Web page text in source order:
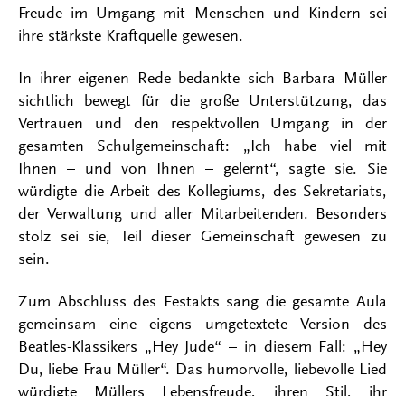
Freude im Umgang mit Menschen und Kindern sei
ihre stärkste Kraftquelle gewesen.
In ihrer eigenen Rede bedankte sich Barbara Müller
sichtlich bewegt für die große Unterstützung, das
Vertrauen und den respektvollen Umgang in der
gesamten Schulgemeinschaft: „Ich habe viel mit
Ihnen – und von Ihnen – gelernt“, sagte sie. Sie
würdigte die Arbeit des Kollegiums, des Sekretariats,
der Verwaltung und aller Mitarbeitenden. Besonders
stolz sei sie, Teil dieser Gemeinschaft gewesen zu
sein.
Zum Abschluss des Festakts sang die gesamte Aula
gemeinsam eine eigens umgetextete Version des
Beatles-Klassikers „Hey Jude“ – in diesem Fall: „Hey
Du, liebe Frau Müller“. Das humorvolle, liebevolle Lied
würdigte Müllers Lebensfreude, ihren Stil, ihr